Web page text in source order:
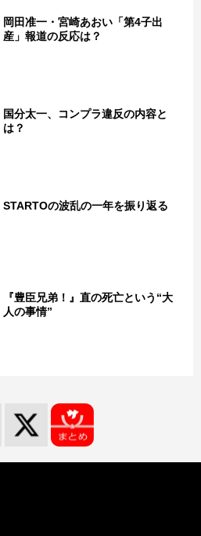
岡田准一・宮崎あおい「第4子出
産」報道の反応は？
国分太一、コンプラ違反の内容と
は？
STARTOの波乱の一年を振り返る
『豊臣兄弟！』直の死亡という“大
人の事情”